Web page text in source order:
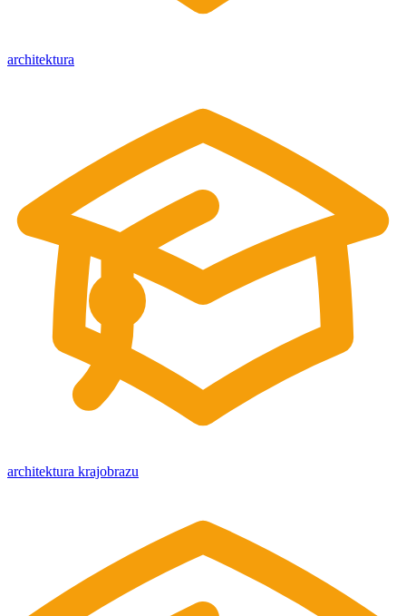
architektura
architektura krajobrazu